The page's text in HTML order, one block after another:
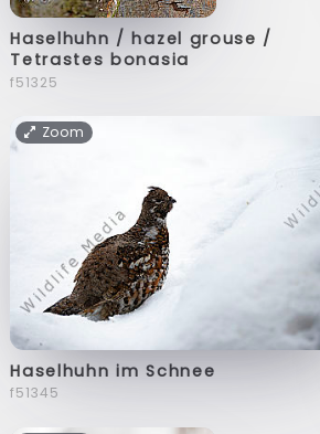
Haselhuhn / hazel grouse /
Tetrastes bonasia
f51325
Zoom
Haselhuhn im Schnee
f51345